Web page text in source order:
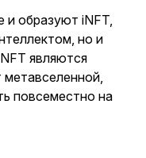
и образуют iNFT,
но и
являются
метавселенной,
повсеместно на